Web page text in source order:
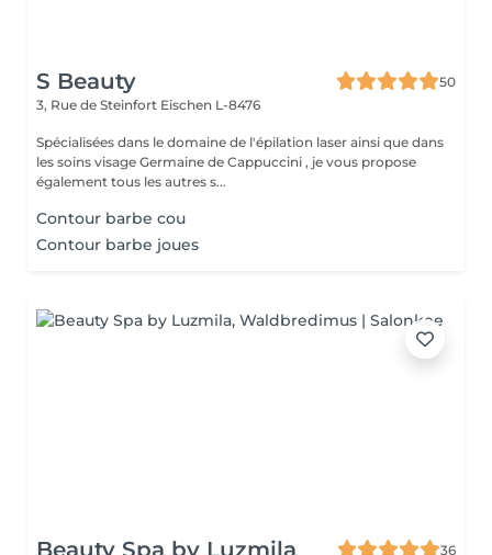
S Beauty
50
3, Rue de Steinfort Eischen L-8476
Spécialisées dans le domaine de l'épilation laser ainsi que dans
les soins visage Germaine de Cappuccini , je vous propose
également tous les autres s...
Contour barbe cou
Contour barbe joues
Beauty Spa by Luzmila
36